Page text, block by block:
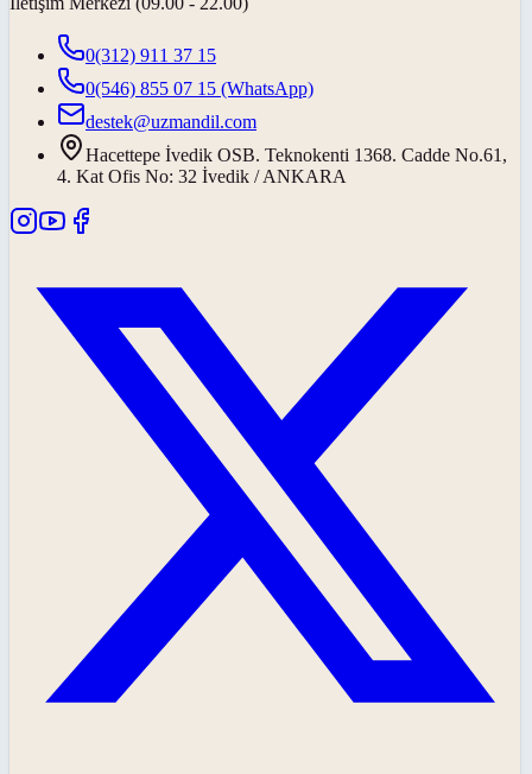
0(312) 911 37 15
0(546) 855 07 15 (WhatsApp)
destek@uzmandil.com
Hacettepe İvedik OSB. Teknokenti 1368. Cadde No.61,
4. Kat Ofis No: 32 İvedik / ANKARA